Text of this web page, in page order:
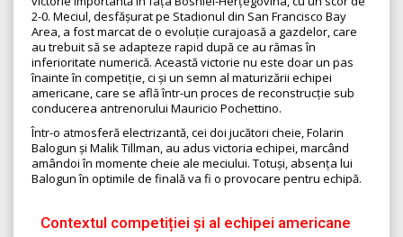
2-0. Meciul, desfășurat pe Stadionul din San Francisco Bay
Area, a fost marcat de o evoluție curajoasă a gazdelor, care
au trebuit să se adapteze rapid după ce au rămas în
inferioritate numerică. Această victorie nu este doar un pas
înainte în competiție, ci și un semn al maturizării echipei
americane, care se află într-un proces de reconstrucție sub
conducerea antrenorului Mauricio Pochettino.
Într-o atmosferă electrizantă, cei doi jucători cheie, Folarin
Balogun și Malik Tillman, au adus victoria echipei, marcând
amândoi în momente cheie ale meciului. Totuși, absența lui
Balogun în optimile de finală va fi o provocare pentru echipă.
Contextul competiției și al echipei americane